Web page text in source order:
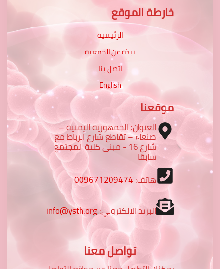
خارطة الموقع
الرئيسية
نبذة عن الجمعية
اتصل بنا
English
موقعنا
العنوان: الجمهورية اليمنية –
صنعاء – تقاطع شارع الرباط مع
شارع 16 - مبنى كلية المجتمع
سابقا
هاتف:009671209474
البريد الالكتروني:info@ysth.org
تواصل معنا